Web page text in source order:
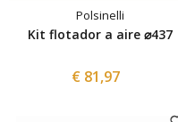
Polsinelli
Kit flotador a aire ⌀437
€ 81,97